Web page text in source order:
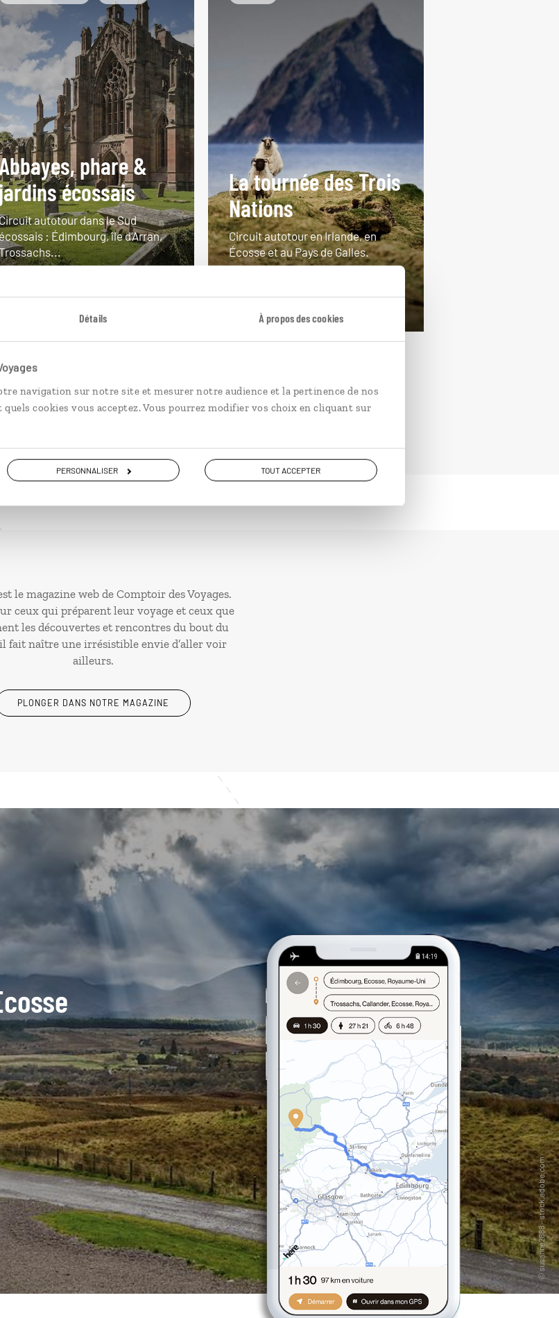
Détails À propos des cookies
navigation sur notre site et mesurer notre audience et la pertinence de nos
cookies vous acceptez. Vous pourrez modifier vos choix en cliquant sur
PERSONNALISER TOUT ACCEPTER
phare &
écossais
autotour dans le Sud
: Édimbourg, île d’Arran,
partir de 1650€
La tournée des Trois
Nations
Circuit autotour en Irlande, en
Écosse et au Pays de Galles.
à partir de 3700€
NOS 14 IDÉES DE VOYAGE EN ECOSSE
le magazine web de Comptoir des Voyages.
ceux qui préparent leur voyage et ceux que
les découvertes et rencontres du bout du
fait naître une irrésistible envie d’aller voir
ailleurs.
PLONGER DANS NOTRE MAGAZINE